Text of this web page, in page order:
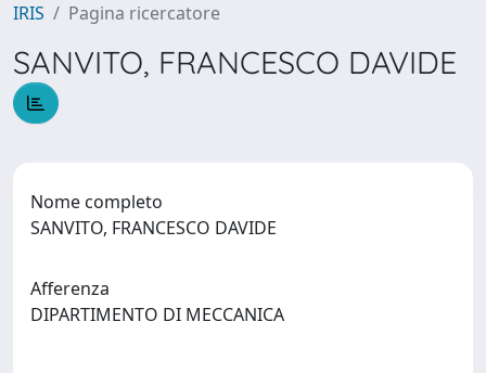
IRIS Pagina ricercatore
SANVITO, FRANCESCO DAVIDE
Nome completo
SANVITO, FRANCESCO DAVIDE
Afferenza
DIPARTIMENTO DI MECCANICA